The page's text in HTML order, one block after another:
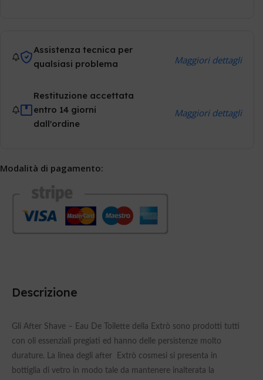
Assistenza tecnica per
qualsiasi problema
Maggiori dettagli
Restituzione accettata
entro 14 giorni
dall'ordine
Maggiori dettagli
Modalità di pagamento:
Descrizione
Gli After Shave – Eau De Toilette della Extrò sono prodotti tutti
con oli essenziali pregiati ed hanno delle persistenze molto
durature. La linea degli after Extrò cosmesi si presenta in
bottiglia di vetro in modo tale da mantenere inalterata la